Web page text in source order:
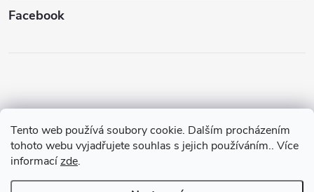
Tento web používá soubory cookie. Dalším procházením
tohoto webu vyjadřujete souhlas s jejich používáním.. Více
informacízde.
Facebook
Vytvořil a spravuje Pohání Shoptet
Copyright 2026 Štěpánková & C. . Všechna práva vyhrazena.
Upravit
nastavení cookies